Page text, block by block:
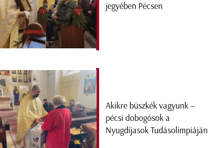
jegyében Pécsen
Akikre büszkék vagyunk –
pécsi dobogósok a
Nyugdíjasok Tudásolimpiáján